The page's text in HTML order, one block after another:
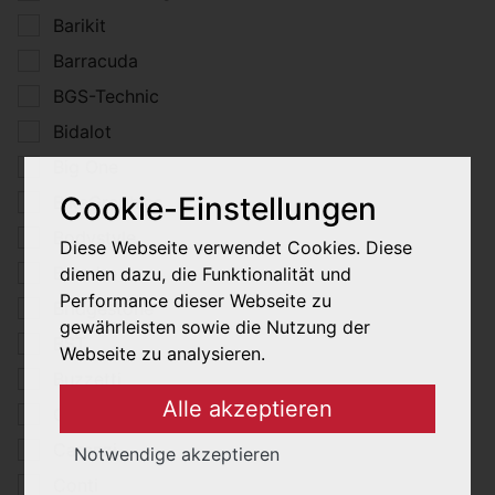
Barikit
Barracuda
BGS-Technic
Bidalot
BikeGraphics
Bodystyle
Brembo
Bridgestone
BST
Carenzi
Cookie-Einstellungen
Diese Webseite verwendet Cookies. Diese
dienen dazu, die Funktionalität und
Performance dieser Webseite zu
gewährleisten sowie die Nutzung der
Webseite zu analysieren.
Alle akzeptieren
Notwendige akzeptieren